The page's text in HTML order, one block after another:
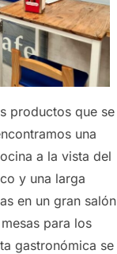
productos que se
una
a la vista del
y una larga
en un gran salón
para los
gastronómica se